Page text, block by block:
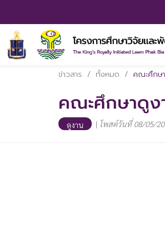
ข่าวสาร / ทั้งหมด / คณะศึกษ
คณะศึกษาดู
ดูงาน | โพสต์วันที่ 08/05/